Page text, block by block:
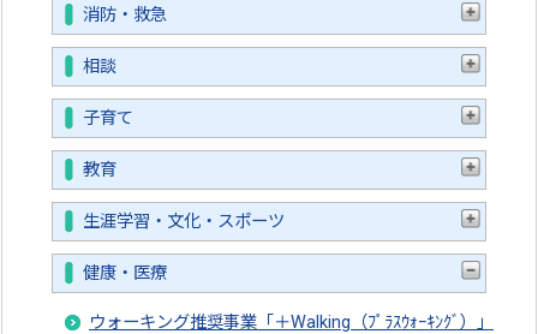
消防・救急
相談
子育て
教育
生涯学習・文化・スポーツ
健康・医療
ウォーキング推奨事業「＋Walking（ﾌﾟﾗｽｳｫｰｷﾝｸﾞ）」